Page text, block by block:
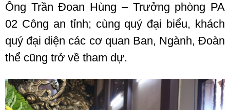
Ông Trần Đoan Hùng – Trưởng phòng PA
02 Công an tỉnh; cùng quý đại biểu, khách
quý đại diện các cơ quan Ban, Ngành, Đoàn
thể cũng trở về tham dự.